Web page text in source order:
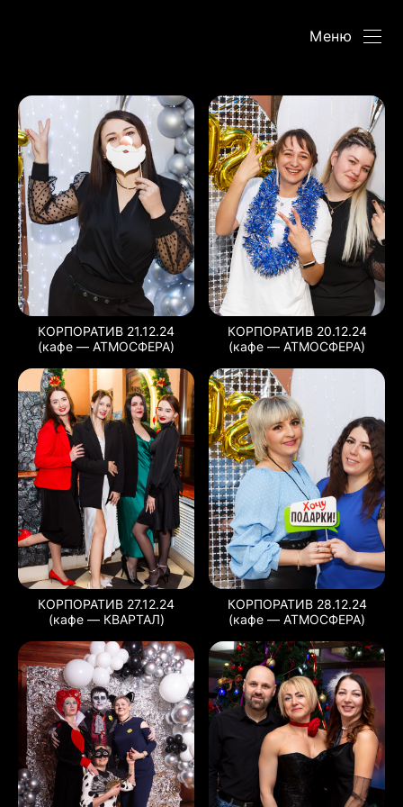
Меню
КОРПОРАТИВ 21.12.24
(кафе — АТМОСФЕРА)
КОРПОРАТИВ 20.12.24
(кафе — АТМОСФЕРА)
КОРПОРАТИВ 27.12.24
(кафе — КВАРТАЛ)
КОРПОРАТИВ 28.12.24
(кафе — АТМОСФЕРА)